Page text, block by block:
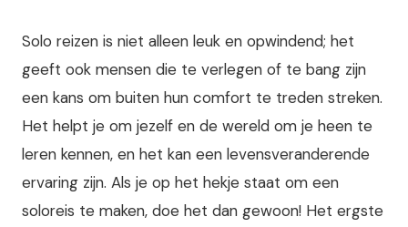
Solo reizen is niet alleen leuk en opwindend; het
geeft ook mensen die te verlegen of te bang zijn
een kans om buiten hun comfort te treden streken.
Het helpt je om jezelf en de wereld om je heen te
leren kennen, en het kan een levensveranderende
ervaring zijn. Als je op het hekje staat om een
soloreis te maken, doe het dan gewoon! Het ergste